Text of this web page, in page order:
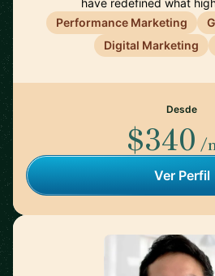
have redefined what
Performance Marketing
Digital Marketing
Desde
$340 /
Ver Perfil